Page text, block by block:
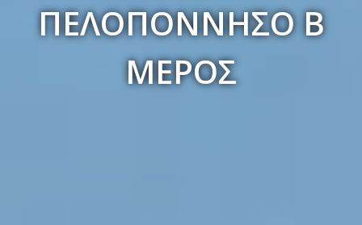
ΠΕΛΟΠΌΝΝΗΣΟ Β
ΜΈΡΟΣ